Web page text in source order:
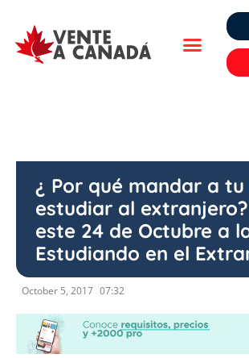
¿ Por qué mandar a
estudiar al
este 24 de Octubre a
Estudiando en el
October 5, 2017 07:32